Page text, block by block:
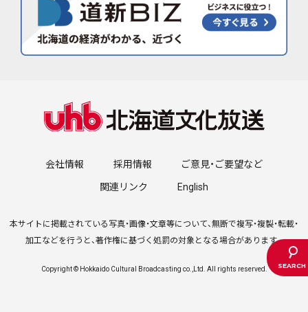
会社情報 採用情報 ご意見・ご要望など
関連リンク English
本サイトに掲載されている写真・画像・文章等について、無断で複写・複製・転載・
加工などを行うと、著作権に基づく処罰の対象となる場合があります。
Copyright © Hokkaido Cultural Broadcasting co.,Ltd. All rights reserved.